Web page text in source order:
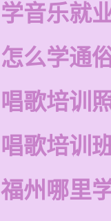
学音乐就
怎么学通
唱歌培训
唱歌培训
福州哪里